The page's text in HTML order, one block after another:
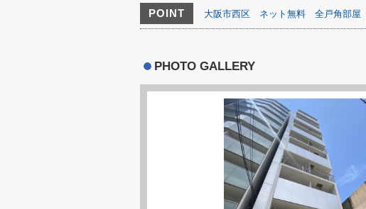
POINT 大阪市西区 ネット無料 全戸角部屋
PHOTO GALLERY